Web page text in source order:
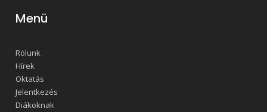
Menü
Rólunk
Hírek
Oktatás
Jelentkezés
Diákoknak